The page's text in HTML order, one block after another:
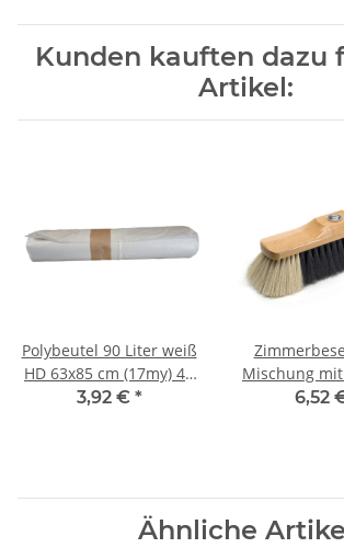
Kunden kauften dazu
Artikel:
Polybeutel 90 Liter weiß
HD 63x85 cm (17my) 40
Stück/Rolle
3,92 € *
Mischung
28
6,52
Ähnliche